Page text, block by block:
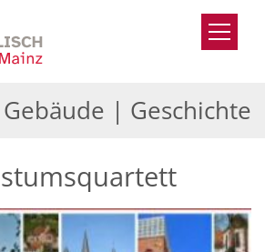
| Geschichte